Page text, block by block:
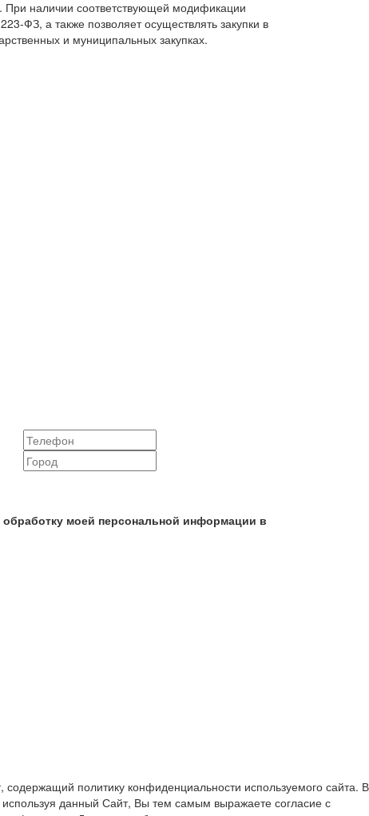
При наличии соответствующей модификации
ФЗ, а также позволяет осуществлять закупки в
и муниципальных закупках.
моей персональной информации в
политику конфиденциальности используемого сайта. В
данный Сайт, Вы тем самым выражаете согласие с